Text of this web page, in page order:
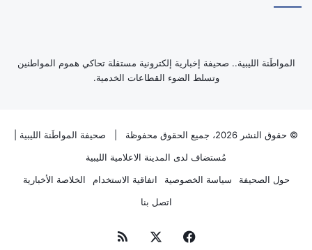
‏المواطَنة الليبية.. صحيفة إخبارية إلكترونية مستقلة تحاكي هموم المواطنين
وتسلط الضوء القطاعات الخدمية.
© حقوق النشر 2026، جميع الحقوق محفوظة | صحيفة المواطَنة الليبية
مُستضاف لدى المدينة الاعلامية الليبية
حول الصحيفة
سياسة الخصوصية اتفاقية الاستخدام
الخلاصة الأخبارية
اتصل بنا
فيسبوك ملخص